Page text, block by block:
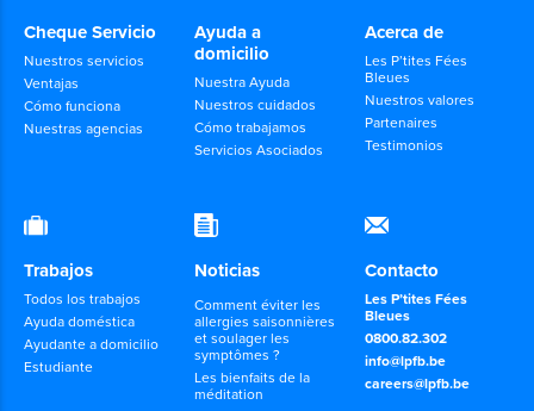
Cheque Servicio
Nuestros servicios
Ventajas
Cómo funciona
Nuestras agencias
Ayuda a
domicilio
Nuestra Ayuda
Nuestros cuidados
Cómo trabajamos
Servicios Asociados
Acerca de
Les P’tites Fées
Bleues
Nuestros valores
Partenaires
Testimonios
Trabajos
Todos los trabajos
Ayuda doméstica
Ayudante a domicilio
Estudiante
Noticias
Comment éviter les
allergies saisonnières
et soulager les
symptômes ?
Les bienfaits de la
méditation
Contacto
Les P’tites Fées
Bleues
0800.82.302
info@lpfb.be
careers@lpfb.be